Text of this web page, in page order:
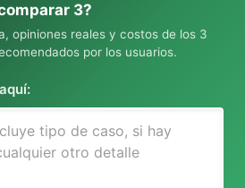
3?
opiniones reales y costos de los 3
por los usuarios.